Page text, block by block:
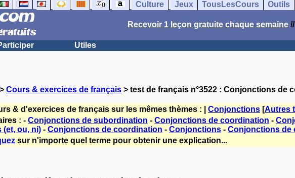
Culture Jeux TousLesCours Outils
Recevoir 1 leçon gratuite chaque semaine
Utiles
> Cours & exercices de français > test de français n°3522 : Conjonctions de
& d'exercices de français sur les mêmes thèmes : | Conjonctions [Autres
: - Conjonctions de subordination - Conjonctions de coordination -
ou, ni) - Conjonctions de coordination - Conjonctions - Conjonctions de
sur n'importe quel terme pour obtenir une explication...